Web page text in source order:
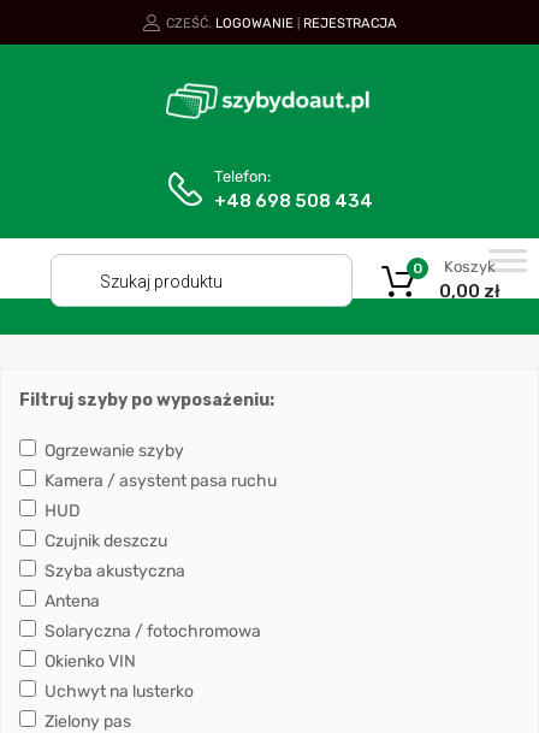
CZEŚĆ. LOGOWANIE REJESTRACJA
Telefon:
+48 698 508 434
Koszyk
0,00 zł
0
Filtruj szyby po wyposażeniu:
Ogrzewanie szyby
Kamera / asystent pasa ruchu
HUD
Czujnik deszczu
Szyba akustyczna
Antena
Solaryczna / fotochromowa
Okienko VIN
Uchwyt na lusterko
Zielony pas